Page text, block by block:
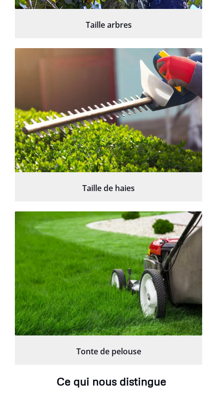
Taille arbres
Taille de haies
Tonte de pelouse
Ce qui nous distingue